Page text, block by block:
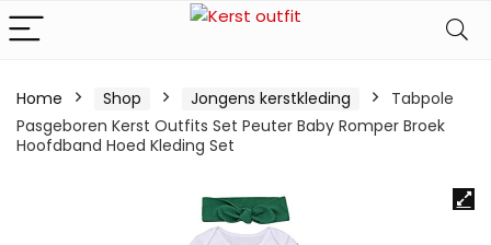
Home Shop Jongens kerstkleding
Tabpole
Pasgeboren Kerst Outfits Set Peuter Baby Romper Broek
Hoofdband Hoed Kleding Set